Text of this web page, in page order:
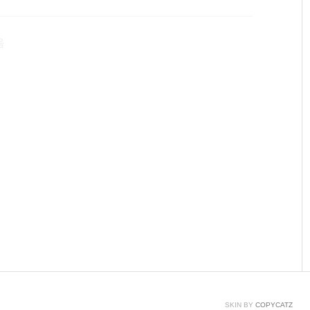
활동이 있으면, 나무는 죽게 됩니다. 코인은 인도에
SKIN BY COPYCATZ